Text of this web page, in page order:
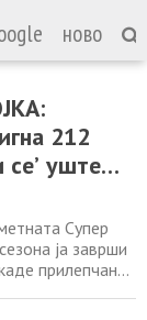
ново
212
се’ уште
за во
Супер
ја заврши
прилепчани